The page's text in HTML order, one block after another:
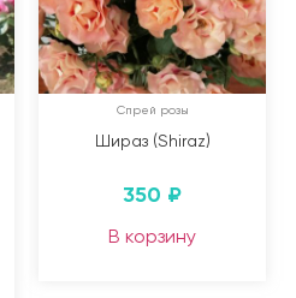
Спрей розы
Шираз (Shiraz)
350 ₽
В корзину